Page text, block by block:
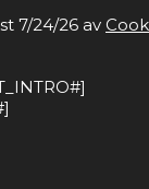
7/24/26 av